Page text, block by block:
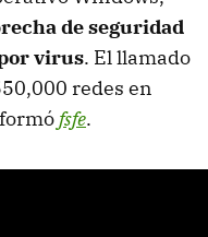
de seguridad
virus. El llamado
redes en
fsfe.